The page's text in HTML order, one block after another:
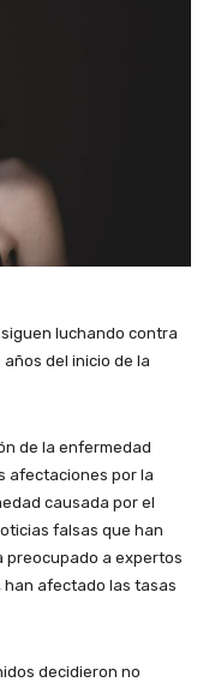
luchando contra
del inicio de la
de la enfermedad
afectaciones por la
causada por el
falsas que han
preocupado a expertos
han afectado las tasas
decidieron no